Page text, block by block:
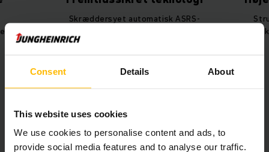
Consent Details About
This website uses cookies
We use cookies to personalise content and ads, to
provide social media features and to analyse our traffic.
Skræddersyet automatisk ASRS-
sikkerhed i materialestrømmen.
17%.